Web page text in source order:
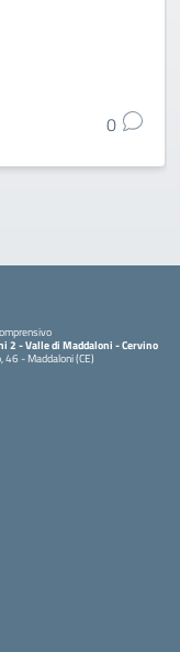
0
2 - Valle di Maddaloni - Cervino
46 - Maddaloni (CE)